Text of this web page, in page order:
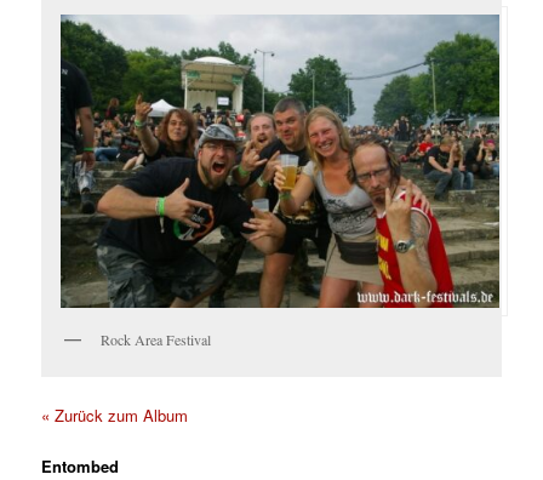
Rock Area Festival
« Zurück zum Album
Entombed